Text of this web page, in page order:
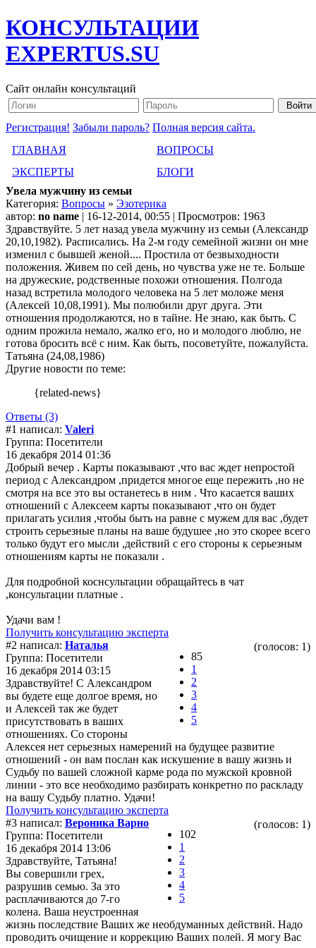
КОНСУЛЬТАЦИИ
EXPERTUS.SU
Сайт онлайн консультаций
Регистрация! Забыли пароль? Полная версия сайта.
ГЛАВНАЯ
ВОПРОСЫ
ЭКСПЕРТЫ
БЛОГИ
Увела мужчину из семьи
Категория: Вопросы » Эзотерика
автор: no name | 16-12-2014, 00:55 | Просмотров: 1963
Здравствуйте. 5 лет назад увела мужчину из семьи (Александр
20,10,1982). Расписались. На 2-м году семейной жизни он мне
изменил с бывшей женой.... Простила от безвыходности
положения. Живем по сей день, но чувства уже не те. Больше
на дружеские, родственные похожи отношения. Полгода
назад встретила молодого человека на 5 лет моложе меня
(Алексей 10,08,1991). Мы полюбили друг друга. Эти
отношения продолжаются, но в тайне. Не знаю, как быть. С
одним прожила немало, жалко его, но и молодого люблю, не
готова бросить всё с ним. Как быть, посоветуйте, пожалуйста.
Татьяна (24,08,1986)
Другие новости по теме:
{related-news}
Ответы (3)
#1 написал: Valeri
Группа: Посетители
16 декабря 2014 01:36
Добрый вечер . Карты показывают ,что вас ждет непростой
период с Александром ,придется многое еще пережить ,но не
смотря на все это вы останетесь в ним . Что касается ваших
отношений с Алексеем карты показывают ,что он будет
прилагать усилия ,чтобы быть на равне с мужем для вас ,будет
строить серьезные планы на ваше будушее ,но это скорее всего
только будут его мысли ,действий с его стороны к серьезным
отношениям карты не показали .
Для подробной коснсультации обращайтесь в чат
,консультации платные .
Удачи вам !
Получить консультацию эксперта
85
1
2
3
4
5
(голосов: 1)
#2 написал: Наталья
Группа: Посетители
16 декабря 2014 03:15
Здравствуйте! С Александром
вы будете еще долгое время, но
и Алексей так же будет
присутствовать в ваших
отношениях. Со стороны
Алексея нет серьезных намерений на будущее развитие
отношений - он вам послан как искушение в вашу жизнь и
Судьбу по вашей сложной карме рода по мужской кровной
линии - это все необходимо разбирать конкретно по раскладу
на вашу Судьбу платно. Удачи!
Получить консультацию эксперта
102
1
2
3
4
5
(голосов: 1)
#3 написал: Вероника Варно
Группа: Посетители
16 декабря 2014 13:06
Здравствуйте, Татьяна!
Вы совершили грех,
разрушив семью. За это
расплачиваются до 7-го
колена. Ваша неустроенная
жизнь последствие Ваших же необдуманных действий. Надо
проводить очищение и коррекцию Ваших полей. Я могу Вас